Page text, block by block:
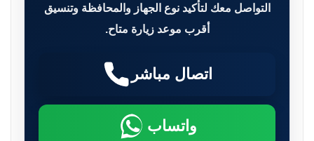
التواصل معك لتأكيد نوع الجهاز والمحافظة وتنسيق
أقرب موعد زيارة متاح.
اتصال مباشر
واتساب